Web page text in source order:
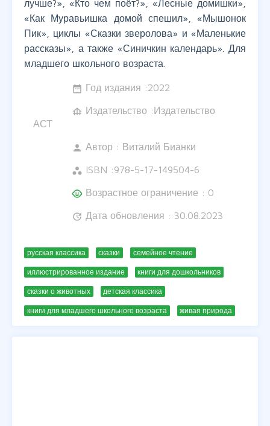
лучше?», «Кто чем поёт?», «Лесные домишки»,
«Как Муравьишка домой спешил», «Мышонок
Пик», циклы «Сказки зверолова» и «Маленькие
рассказы», а также «Синичкин календарь». Для
младшего школьного возраста.
date_range Год издания :2022
foundation Издательство :Издательство
АСТ
person Автор : Виталий Бианки
workspaces ISBN :978-5-17-149504-6
child_care Возрастное ограничение : 0
update Дата обновления : 30.08.2023
русская классика сказки семейное чтение
иллюстрированное издание книги для дошкольников
сказки о животных детская классика
книги для младшего школьного возраста живая природа